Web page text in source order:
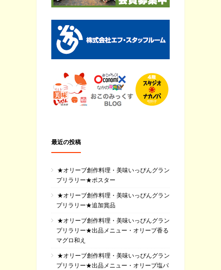
最近の投稿
★オリーブ創作料理・美味いっぴんグラン
プリラリー★ポスター
★オリーブ創作料理・美味いっぴんグラン
プリラリー★追加賞品
★オリーブ創作料理・美味いっぴんグラン
プリラリー★出品メニュー・オリーブ香る
マグロ和え
★オリーブ創作料理・美味いっぴんグラン
プリラリー★出品メニュー・オリーブ塩パ